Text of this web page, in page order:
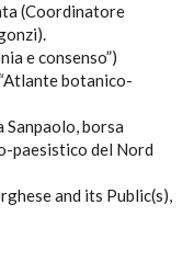
(Coordinatore
e consenso”)
botanico-
borsa
paesistico del Nord
and its Public(s),